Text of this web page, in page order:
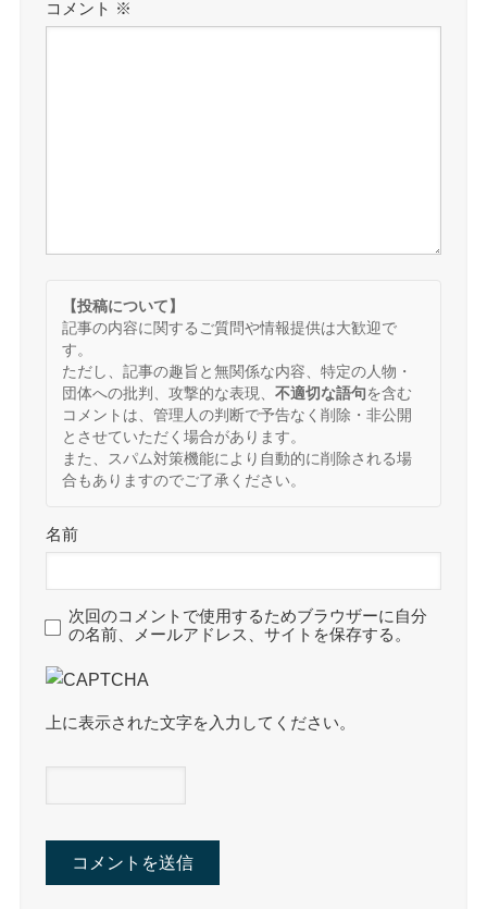
コメント ※
【投稿について】
記事の内容に関するご質問や情報提供は大歓迎で
す。
ただし、記事の趣旨と無関係な内容、特定の人物・
団体への批判、攻撃的な表現、 不適切な語句を含む
コメントは、管理人の判断で予告なく削除・非公開
とさせていただく場合があります。
また、スパム対策機能により自動的に削除される場
合もありますのでご了承ください。
名前
次回のコメントで使用するためブラウザーに自分
の名前、メールアドレス、サイトを保存する。
上に表示された文字を入力してください。